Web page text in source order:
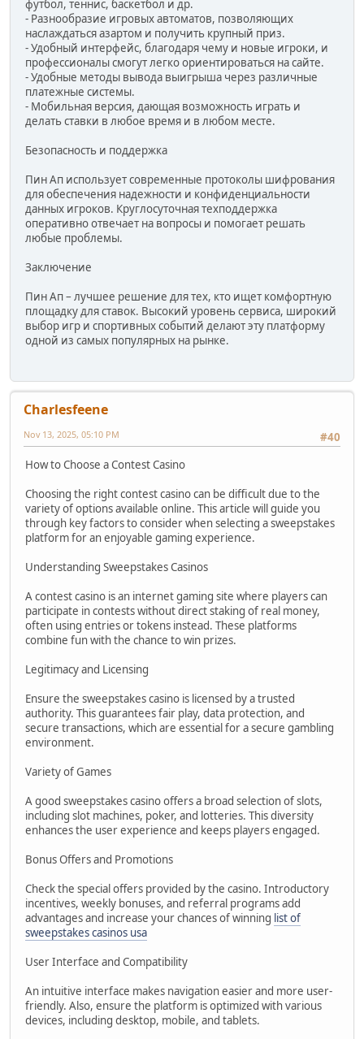
футбол, теннис, баскетбол и др.
- Разнообразие игровых автоматов, позволяющих
наслаждаться азартом и получить крупный приз.
- Удобный интерфейс, благодаря чему и новые игроки, и
профессионалы смогут легко ориентироваться на сайте.
- Удобные методы вывода выигрыша через различные
платежные системы.
- Мобильная версия, дающая возможность играть и
делать ставки в любое время и в любом месте.
Безопасность и поддержка
Пин Ап использует современные протоколы шифрования
для обеспечения надежности и конфиденциальности
данных игроков. Круглосуточная техподдержка
оперативно отвечает на вопросы и помогает решать
любые проблемы.
Заключение
Пин Ап – лучшее решение для тех, кто ищет комфортную
площадку для ставок. Высокий уровень сервиса, широкий
выбор игр и спортивных событий делают эту платформу
одной из самых популярных на рынке.
Charlesfeene
#40
Nov 13, 2025, 05:10 PM
How to Choose a Contest Casino
Choosing the right contest casino can be difficult due to the
variety of options available online. This article will guide you
through key factors to consider when selecting a sweepstakes
platform for an enjoyable gaming experience.
Understanding Sweepstakes Casinos
A contest casino is an internet gaming site where players can
participate in contests without direct staking of real money,
often using entries or tokens instead. These platforms
combine fun with the chance to win prizes.
Legitimacy and Licensing
Ensure the sweepstakes casino is licensed by a trusted
authority. This guarantees fair play, data protection, and
secure transactions, which are essential for a secure gambling
environment.
Variety of Games
A good sweepstakes casino offers a broad selection of slots,
including slot machines, poker, and lotteries. This diversity
enhances the user experience and keeps players engaged.
Bonus Offers and Promotions
Check the special offers provided by the casino. Introductory
incentives, weekly bonuses, and referral programs add
advantages and increase your chances of winning list of
sweepstakes casinos usa
User Interface and Compatibility
An intuitive interface makes navigation easier and more user-
friendly. Also, ensure the platform is optimized with various
devices, including desktop, mobile, and tablets.